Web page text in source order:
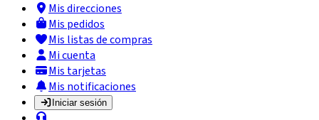
Mis direcciones
Mis pedidos
Mis listas de compras
Mi cuenta
Mis tarjetas
Mis notificaciones
Iniciar sesión